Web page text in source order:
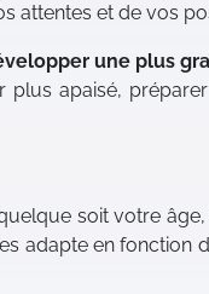
attentes et de vos
une plus
plus apaisé,
soit votre
adapte en fonction